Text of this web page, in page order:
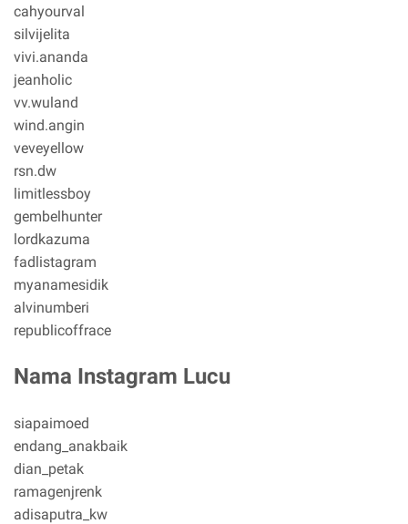
cahyourval
silvijelita
vivi.ananda
jeanholic
vv.wuland
wind.angin
veveyellow
rsn.dw
limitlessboy
gembelhunter
lordkazuma
fadlistagram
myanamesidik
alvinumberi
republicoffrace
Nama Instagram Lucu
siapaimoed
endang_anakbaik
dian_petak
ramagenjrenk
adisaputra_kw